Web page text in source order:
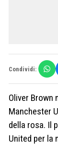
Condividi:
Oliver Brown
Manchester
della rosa. Il
United per la